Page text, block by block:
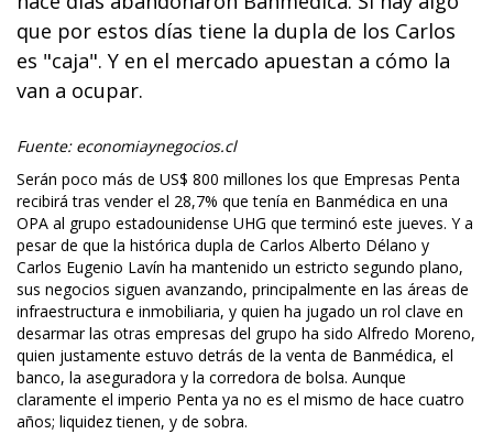
que por estos días tiene la dupla de los Carlos
es "caja". Y en el mercado apuestan a cómo la
van a ocupar.
Fuente: economiaynegocios.cl
Serán poco más de US$ 800 millones los que Empresas Penta
recibirá tras vender el 28,7% que tenía en Banmédica en una
OPA al grupo estadounidense UHG que terminó este jueves. Y a
pesar de que la histórica dupla de Carlos Alberto Délano y
Carlos Eugenio Lavín ha mantenido un estricto segundo plano,
sus negocios siguen avanzando, principalmente en las áreas de
infraestructura e inmobiliaria, y quien ha jugado un rol clave en
desarmar las otras empresas del grupo ha sido Alfredo Moreno,
quien justamente estuvo detrás de la venta de Banmédica, el
banco, la aseguradora y la corredora de bolsa. Aunque
claramente el imperio Penta ya no es el mismo de hace cuatro
años; liquidez tienen, y de sobra.